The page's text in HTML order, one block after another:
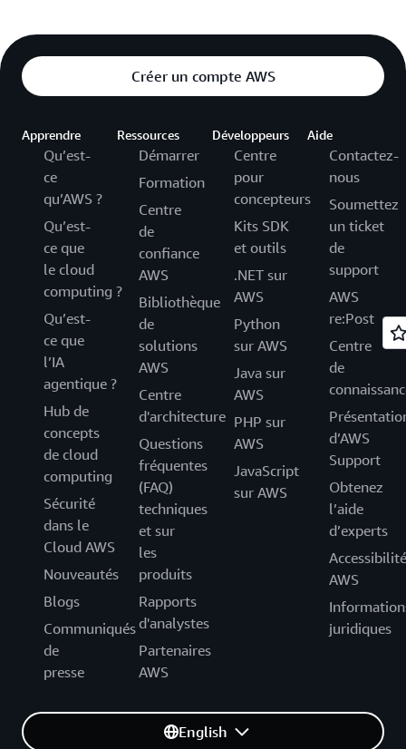
Créer un compte AWS
Apprendre
Qu’est-
ce
qu’AWS ?
Qu’est-
ce que
le cloud
computing ?
Qu’est-
ce que
l’IA
agentique ?
Hub de
concepts
de cloud
computing
Sécurité
dans le
Cloud AWS
Nouveautés
Blogs
Communiqués
de
presse
Ressources
Démarrer
Formation
Centre
de
confiance
AWS
Bibliothèque
de
solutions
AWS
Centre
d'architecture
Questions
fréquentes
(FAQ)
techniques
et sur
les
produits
Rapports
d'analystes
Partenaires
AWS
Développeurs
Centre
pour
concepteurs
Kits SDK
et outils
.NET sur
AWS
Python
sur AWS
Java sur
AWS
PHP sur
AWS
JavaScript
sur AWS
Aide
Contactez-
nous
Soumettez
un ticket
de
support
AWS
re:Post
Centre
de
d’AWS
Support
Obtenez
l’aide
d’experts
Accessibilité
AWS
juridiques
English